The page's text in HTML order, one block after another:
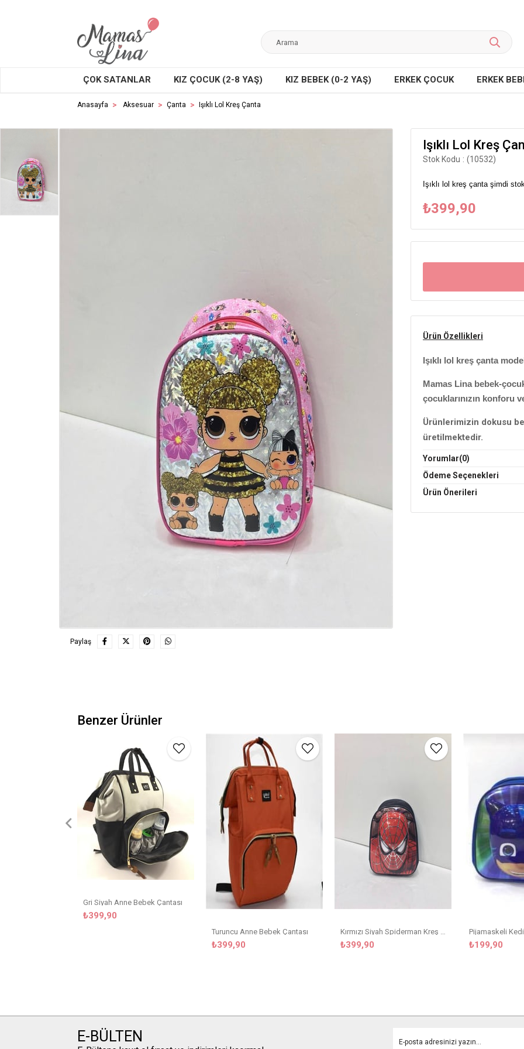
ÇOK SATANLAR KIZ ÇOCUK (2-8 YAŞ) KIZ BEBEK (0-2 YAŞ) ERKEK ÇOCUK ERKEK
Anasayfa Aksesuar Çanta Işıklı Lol Kreş Çanta
Paylaş
Işıklı Lol Kreş
Stok Kodu (10532)
Işıklı lol kreş çanta şimdi
₺399,90
Ürün Özellikleri
Işıklı lol kreş çanta
Mamas Lina bebek-
çocuklarınızın konforu
Ürünlerimizin dokusu
üretilmektedir.
Üretim Yeri: Türkiye
Işıklı lol kreş çanta arayan
Yorumlar(0)
Ödeme Seçenekleri
Ürün Önerileri
Benzer Ürünler
Gri Siyah Anne Bebek Çantası
₺399,90
Turuncu Anne Bebek Çantası
₺399,90
Kırmızı Siyah Spiderman Kreş Çanta
₺399,90 ₺199,90
E-BÜLTEN